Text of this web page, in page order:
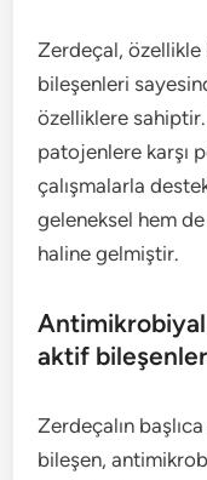
Zerdeçal,
bileşenleri
özelliklere
patojenlere karşı
çalışmalarla
geleneksel hem
haline gelmiştir.
aktif bileşenler
Zerdeçalın
bileşen,